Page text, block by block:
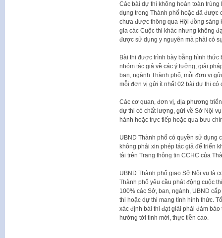
Các bài dự thi không hoàn toàn
dụng trong Thành phố hoặc đã
chưa được thông qua Hội đồng sáng
gia các Cuộc thi khác nhưng không
được sử dụng y nguyên mà phải có
Bài thi được trình bày bằng hình
nhóm tác giả về các ý tưởng, giải
ban, ngành Thành phố, mỗi đơn vị
mỗi đơn vị gửi ít nhất 02 bài dự thi có
Các cơ quan, đơn vị, địa phương
dự thi có chất lượng, gửi về Sở Nội
hành hoặc trực tiếp hoặc qua bưu
UBND Thành phố có quyền sử dụng
không phải xin phép tác giả để triển
tải trên Trang thông tin CCHC của
UBND Thành phố giao Sở Nội vụ là
Thành phố yêu cầu phát động cuộc
100% các Sở, ban, ngành, UBND
thi hoặc dự thi mang tính hình thức.
xác định bài thi đạt giải phải đảm
hướng tới tính mới, thực tiễn cao.